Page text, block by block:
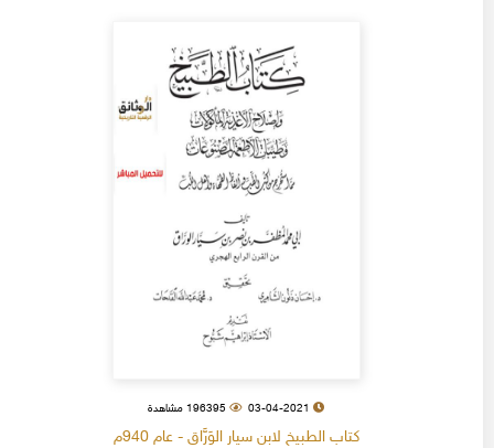
03-04-2021 196395 مشاهدة
كتاب الطبيخ لابن سيار الوَرَّاق - عام 940م